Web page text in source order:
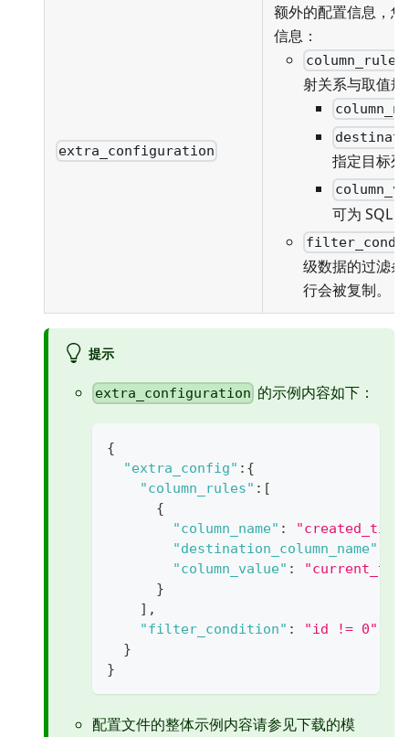
extra_configuration
额外的配置信息，
信息：
column_rules
射关系与取值
指定目标
可为 SQL
级数据的过滤
行会被复制。
提示
extra_configuration 的示例内容如下：
{
"extra_config" : {
"column_rules" : [
{
"column_name" :
"destination_column_name"
"column_value" :
}
] ,
"filter_condition" : "id != 0"
}
}
配置文件的整体示例内容请参见下载的模